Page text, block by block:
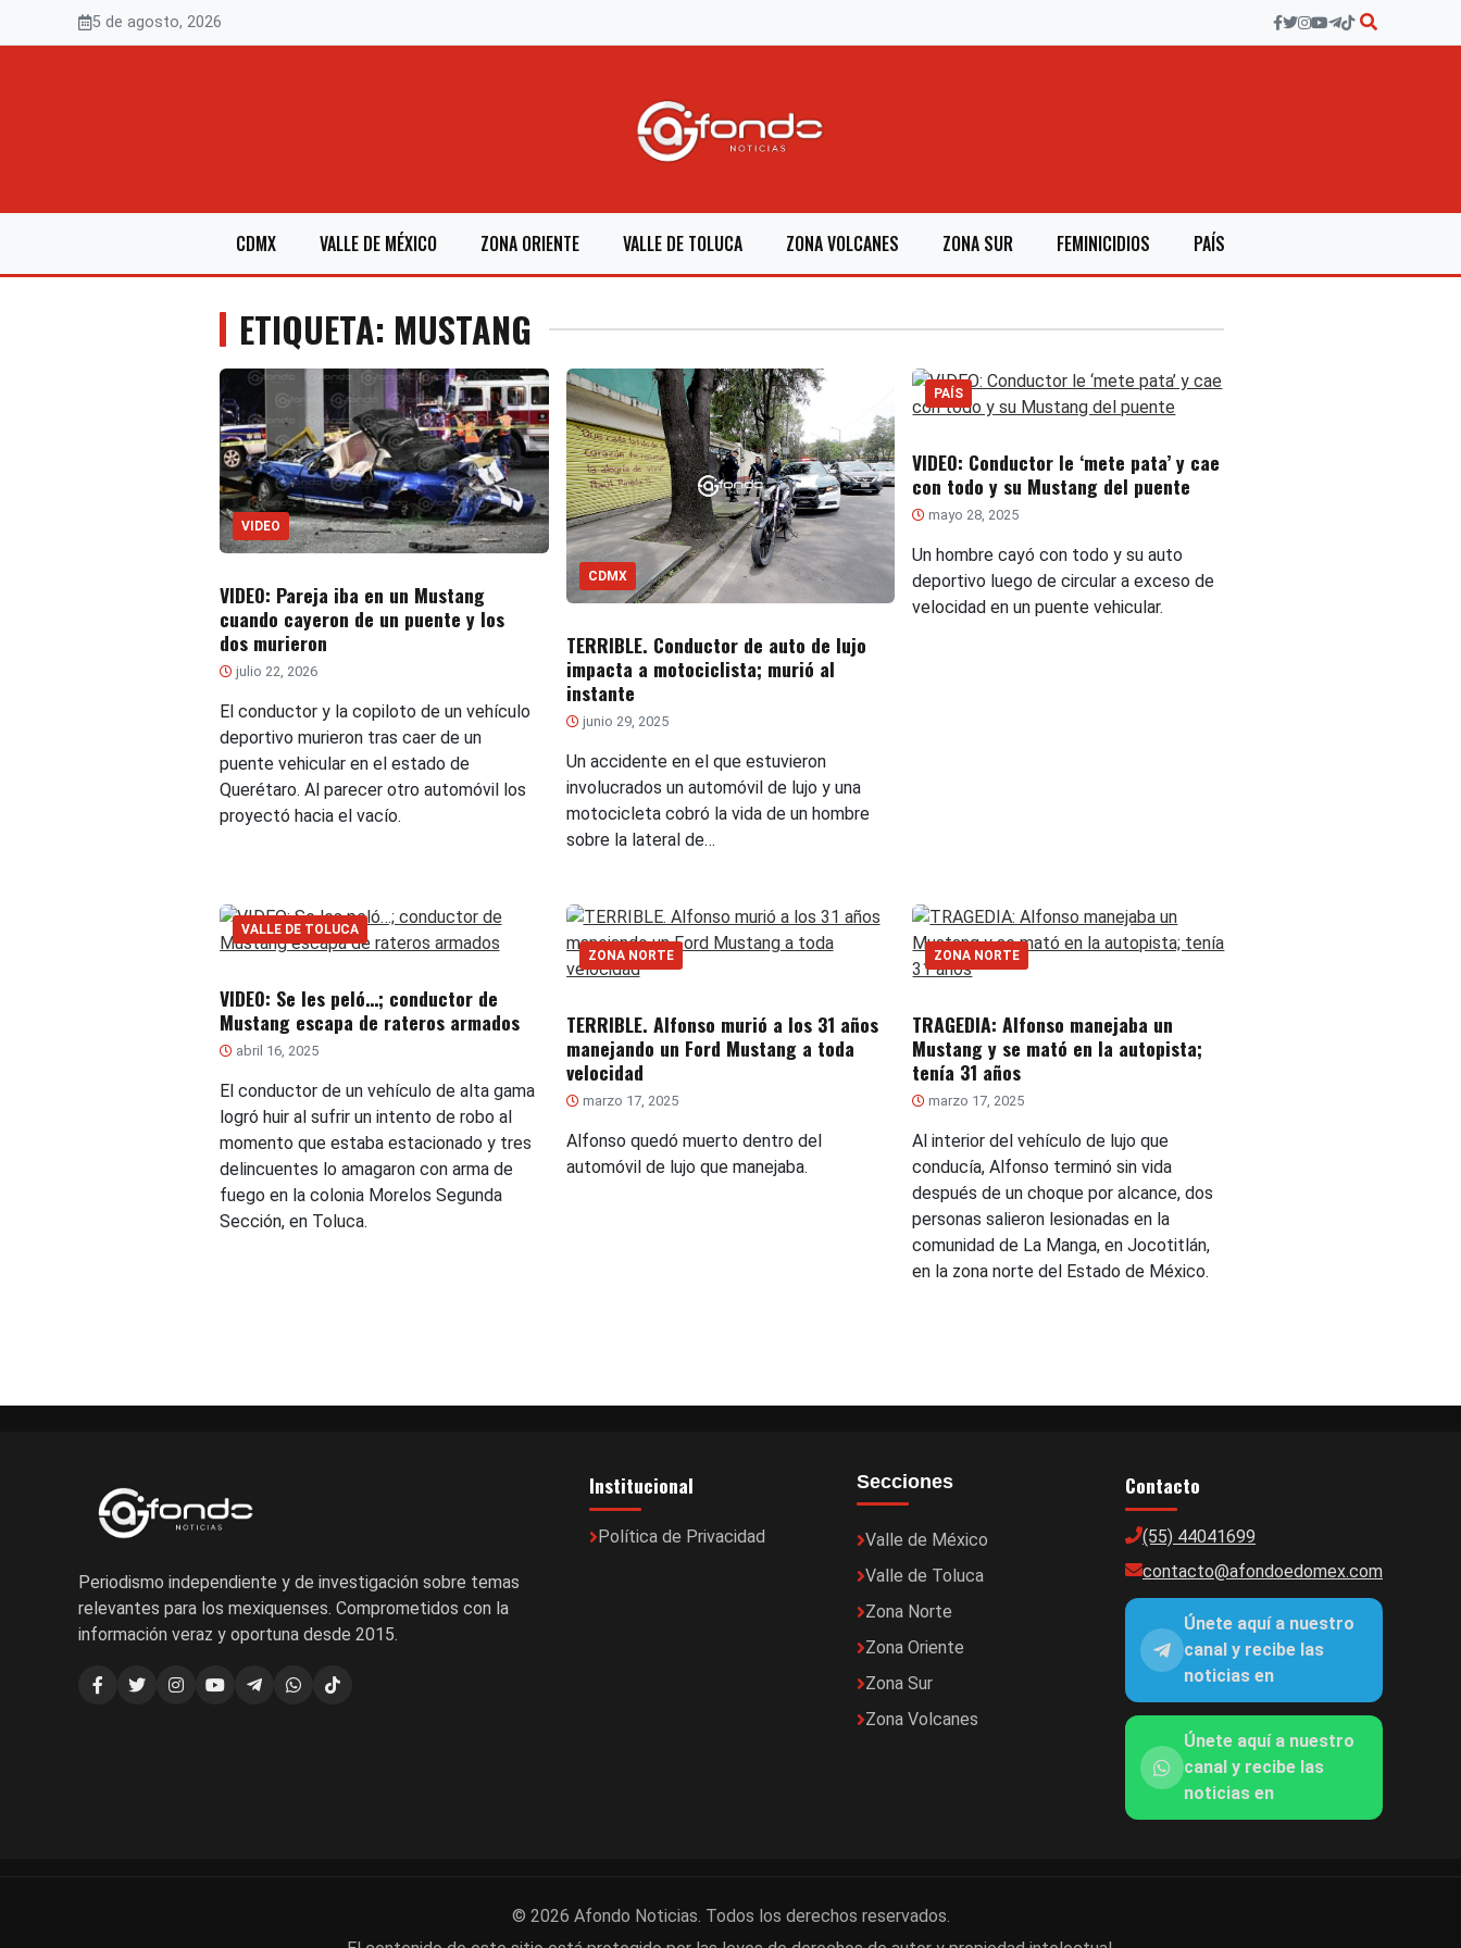
5 de agosto, 2026
CDMX VALLE DE MÉXICO ZONA ORIENTE VALLE DE TOLUCA ZONA VOLCANES ZONA SUR FEMINICIDIOS PAÍS
ETIQUETA: MUSTANG
VIDEO
VIDEO: Pareja iba en un Mustang
cuando cayeron de un puente y los
dos murieron
julio 22, 2026
El conductor y la copiloto de un vehículo
deportivo murieron tras caer de un
puente vehicular en el estado de
Querétaro. Al parecer otro automóvil los
proyectó hacia el vacío.
CDMX
TERRIBLE. Conductor de auto de lujo
impacta a motociclista; murió al
instante
junio 29, 2025
Un accidente en el que estuvieron
involucrados un automóvil de lujo y una
motocicleta cobró la vida de un hombre
sobre la lateral de…
PAÍS
VIDEO: Conductor le ‘mete pata’ y cae
con todo y su Mustang del puente
mayo 28, 2025
Un hombre cayó con todo y su auto
deportivo luego de circular a exceso de
velocidad en un puente vehicular.
VALLE DE TOLUCA
VIDEO: Se les peló…; conductor de
Mustang escapa de rateros armados
abril 16, 2025
El conductor de un vehículo de alta gama
logró huir al sufrir un intento de robo al
momento que estaba estacionado y tres
delincuentes lo amagaron con arma de
fuego en la colonia Morelos Segunda
Sección, en Toluca.
ZONA NORTE
TERRIBLE. Alfonso murió a los 31 años
manejando un Ford Mustang a toda
velocidad
marzo 17, 2025
Alfonso quedó muerto dentro del
automóvil de lujo que manejaba.
ZONA NORTE
TRAGEDIA: Alfonso manejaba un
Mustang y se mató en la autopista;
tenía 31 años
marzo 17, 2025
Al interior del vehículo de lujo que
conducía, Alfonso terminó sin vida
después de un choque por alcance, dos
personas salieron lesionadas en la
comunidad de La Manga, en Jocotitlán,
en la zona norte del Estado de México.
Periodismo independiente y de investigación sobre temas
relevantes para los mexiquenses. Comprometidos con la
información veraz y oportuna desde 2015.
Institucional
Política de Privacidad
Secciones
Valle de México
Valle de Toluca
Zona Norte
Zona Oriente
Zona Sur
Zona Volcanes
Contacto
(55) 44041699
contacto@afondoedomex.com
Únete aquí a nuestro
canal y recibe las
noticias en
Únete aquí a nuestro
canal y recibe las
noticias en
© 2026 Afondo Noticias. Todos los derechos reservados.